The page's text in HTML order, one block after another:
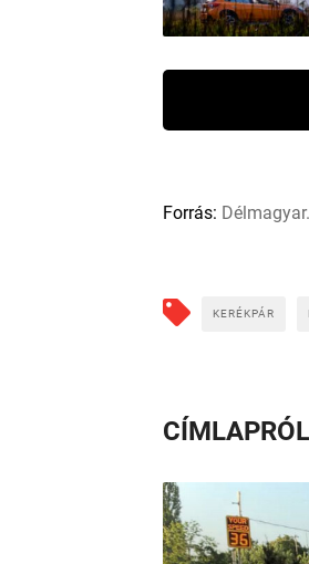
Forrás:
KERÉKPÁR